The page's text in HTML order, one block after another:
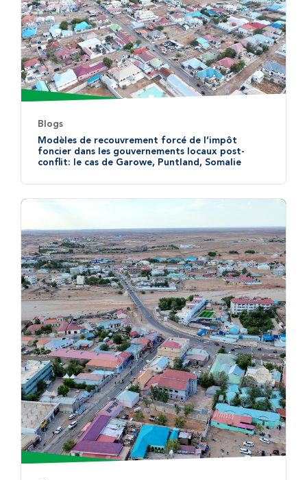
Blogs
Modèles de recouvrement forcé de l’impôt
foncier dans les gouvernements locaux post-
conflit: le cas de Garowe, Puntland, Somalie